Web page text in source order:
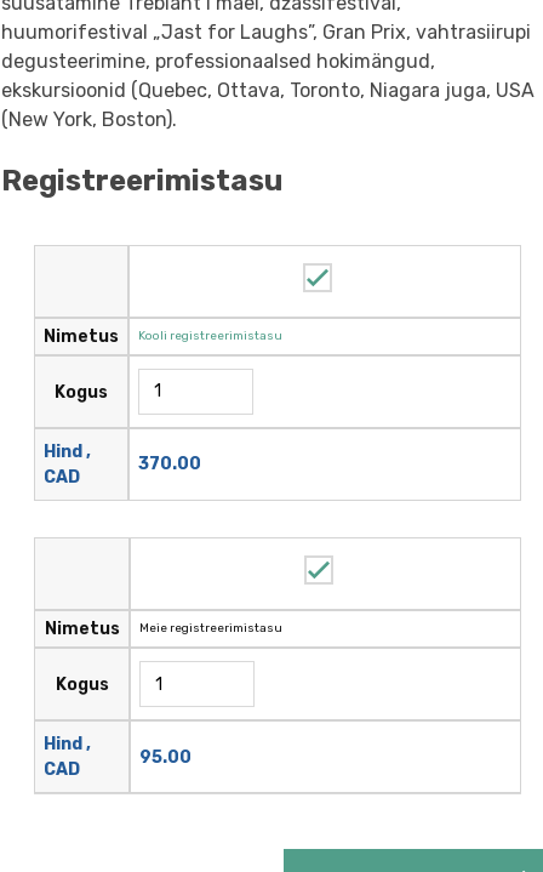
huumorifestival „Jast for Laughs”, Gran Prix, vahtrasiirupi
degusteerimine, professionaalsed hokimängud,
ekskursioonid (Quebec, Ottava, Toronto, Niagara juga, USA
(New York, Boston).
Registreerimistasu
Nimetus
Kogus
Hind ,
CAD
Kooli registreerimistasu
370.00
Nimetus
Kogus
Hind ,
CAD
Meie registreerimistasu
95.00